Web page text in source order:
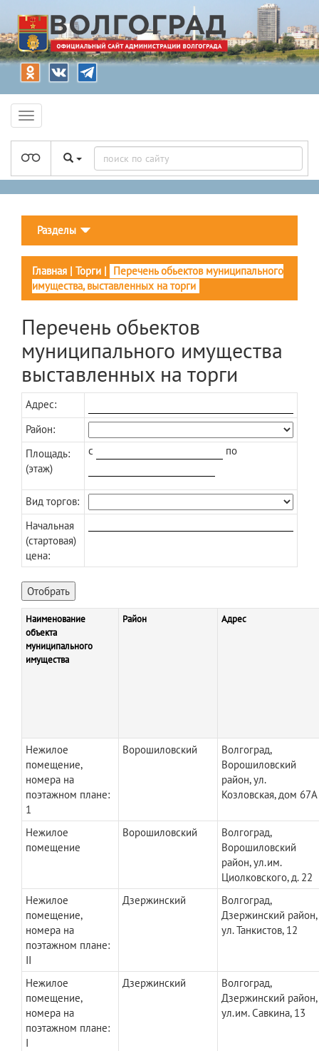
Разделы
Главная | Торги | Перечень обьектов муниципального
имущества, выставленных на торги
Перечень обьектов
муниципального имущества
выставленных на торги
Адрес:
Район:
Площадь:
(этаж)
c по
Вид торгов:
Начальная
(стартовая)
цена:
Наименование
объекта
муниципального
имущества
Район Адрес
Нежилое
помещение,
номера на
поэтажном плане:
1
Ворошиловский
Волгоград,
Ворошиловский
район, ул.
Козловская, дом 67А
Нежилое
помещение
Ворошиловский
Волгоград,
Ворошиловский
район, ул.им.
Циолковского, д. 22
Нежилое
помещение,
номера на
поэтажном плане:
II
Дзержинский
Волгоград,
Дзержинский район,
ул. Танкистов, 12
Нежилое
помещение,
номера на
поэтажном плане:
I
Дзержинский
Волгоград,
Дзержинский район,
ул.им. Савкина, 13